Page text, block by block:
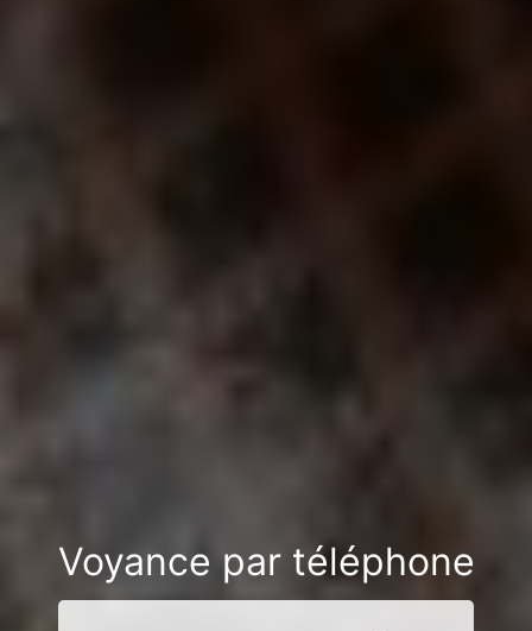
Voyance par téléphone